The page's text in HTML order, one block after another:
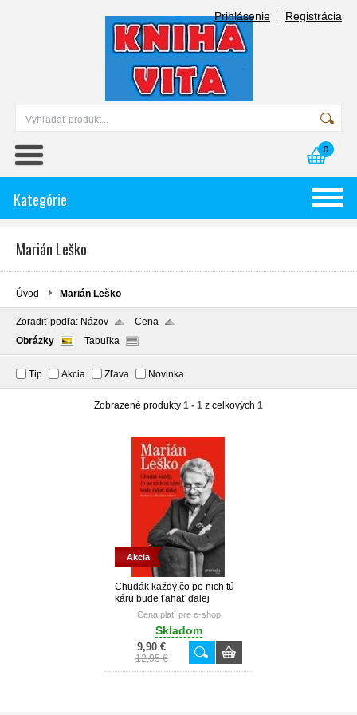
Prihlásenie Registrácia
0
Kategórie
Marián Leško
Úvod Marián Leško
Zoradiť podľa: Názov
Cena
Obrázky
Tabuľka
Tip Akcia Zľava Novinka
Zobrazené produkty 1 - 1 z celkových 1
Akcia
Chudák každý,čo po nich tú
káru bude ťahať ďalej
Cena platí pre e-shop
Skladom
9,90 €
12,95 €